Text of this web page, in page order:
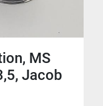
MS
Jacob